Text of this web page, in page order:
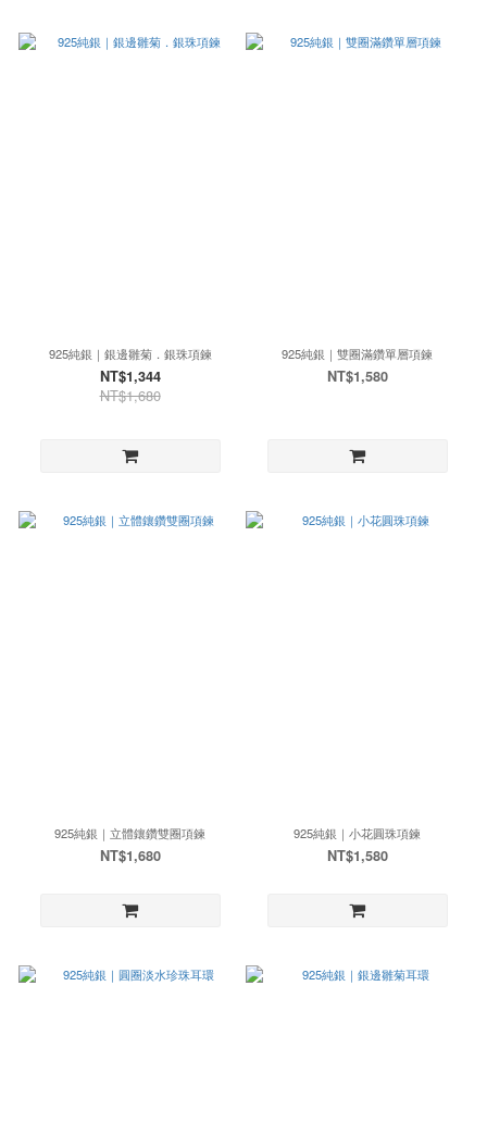
925純銀｜銀邊雛菊．銀珠項鍊
NT$1,344
NT$1,680
925純銀｜雙圈滿鑽單層項鍊
NT$1,580
925純銀｜立體鑲鑽雙圈項鍊
NT$1,680
925純銀｜小花圓珠項鍊
NT$1,580